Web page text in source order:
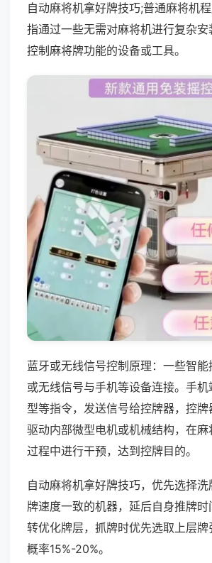
自动麻将机拿好牌技巧;普通麻将机
指通过一些无需对麻将机进行复杂
控制麻将牌功能的设备或工具。
蓝牙或无线信号控制原理：一些智
或无线信号与手机等设备连接。手
型等指令，发送信号给控牌器，控
驱动内部微型电机或机械结构，在
过程中进行干预，达到控牌目的。
自动麻将机拿好牌技巧，优先选择洗
牌速度一致的机器，延后自身推牌
转优化牌层，抓牌时优先选取上层
概率15%-20%。